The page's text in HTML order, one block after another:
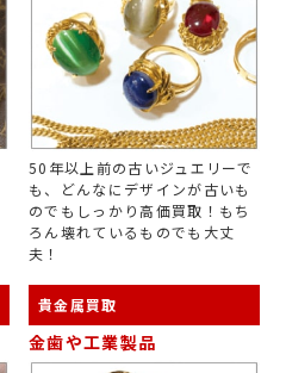
50年以上前の古いジュエリーで
も、どんなにデザインが古いも
のでもしっかり高価買取！もち
ろん壊れているものでも大丈
夫！
貴金属買取
金歯や工業製品